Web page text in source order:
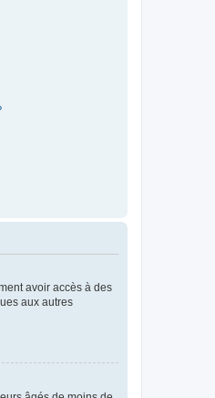
avoir accès à des
aux autres